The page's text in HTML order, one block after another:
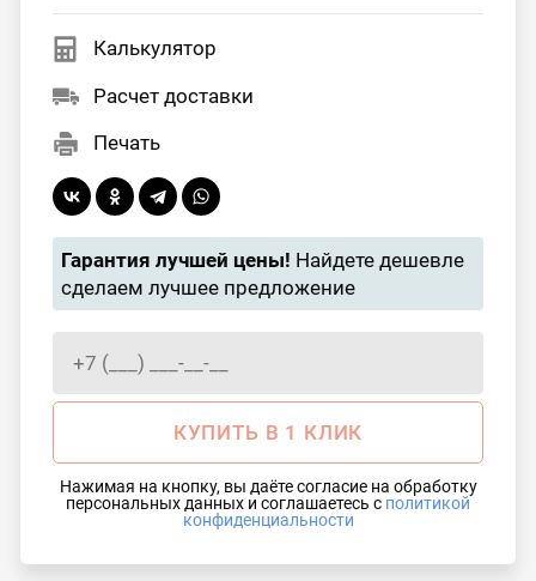
Калькулятор
Расчет доставки
Печать
Гарантия лучшей цены! Найдете дешевле
сделаем лучшее предложение
КУПИТЬ В 1 КЛИК
Нажимая на кнопку, вы даёте согласие на обработку
персональных данных и соглашаетесь с политикой
конфиденциальности